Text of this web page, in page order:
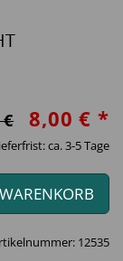
8,00 € *
ca. 3-5 Tage
12535